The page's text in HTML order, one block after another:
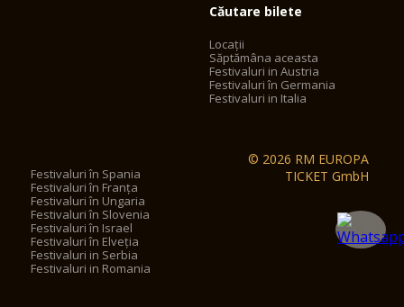
Căutare bilete
Locații
Săptămâna aceasta
Festivaluri in Austria
Festivaluri în Germania
Festivaluri in Italia
Festivaluri în Spania
Festivaluri în Franța
Festivaluri în Ungaria
Festivaluri în Slovenia
Festivaluri în Israel
Festivaluri în Elveția
Festivaluri in Serbia
Festivaluri in Romania
© 2026 RM EUROPA
TICKET GmbH